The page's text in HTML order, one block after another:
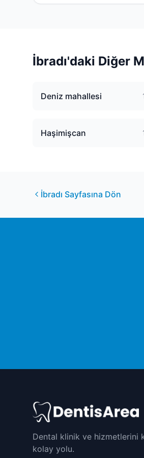
İbradı'daki Diğer
Deniz mahallesi
Haşimişcan
İbradı Sayfasına Dön
Dental klinik ve hizmetlerini
kolay yolu.